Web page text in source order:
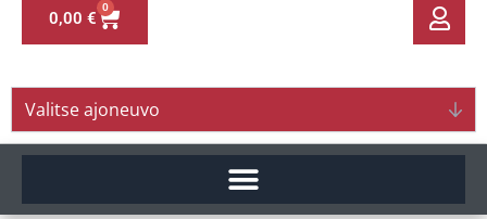
0,00 €
0
Valitse ajoneuvo